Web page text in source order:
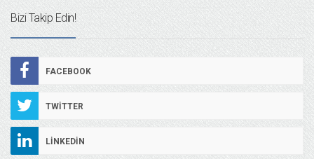
Bizi Takip Edin!
FACEBOOK
TWITTER
LINKEDIN